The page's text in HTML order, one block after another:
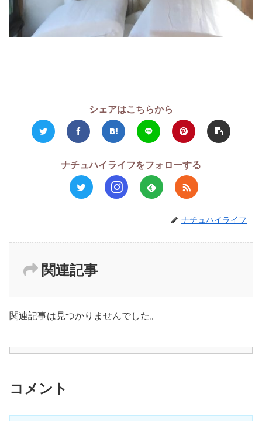
シェアはこちらから
ナチュハイライフをフォローする
ナチュハイライフ
関連記事
関連記事は見つかりませんでした。
コメント